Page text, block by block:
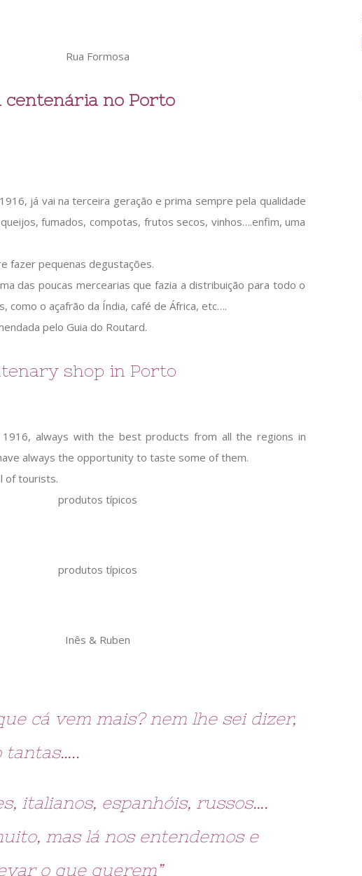
Rua Formosa
centenária no Porto
já vai na terceira geração e prima sempre pela qualidade
fumados, compotas, frutos secos, vinhos….enfim, uma
fazer pequenas degustações.
das poucas mercearias que fazia a distribuição para todo o
o açafrão da Índia, café de África, etc….
pelo Guia do Routard.
shop in Porto
always with the best products from all the regions in
always the opportunity to taste some of them.
of tourists.
produtos típicos
produtos típicos
Inês & Ruben
cá vem mais? nem lhe sei dizer,
tantas…..
italianos, espanhóis, russos….
mas lá nos entendemos e
o que querem”